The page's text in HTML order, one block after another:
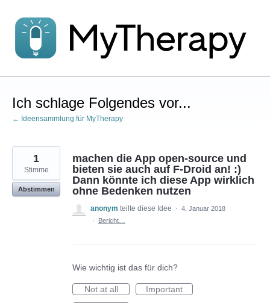
Inhalt
springen
Ich schlage Folgendes vor...
← Ideensammlung für MyTherapy
machen die App open-source und
bieten sie auch auf F-Droid an! :)
Dann könnte ich diese App wirklich
ohne Bedenken nutzen
1
Stimme
Abstimmen
anonym teilte diese Idee · 4. Januar 2018
·
Bericht…
Wie wichtig ist das für dich?
Not at all
Important